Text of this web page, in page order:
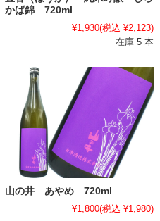
かば錦 720ml
¥1,930(税込 ¥2,123)
在庫 5 本
山の井 あやめ 720ml
¥1,800(税込 ¥1,980)